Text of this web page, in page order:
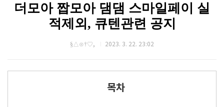
더모아 짭모아 댐댐 스마일페이 실
적제외, 큐텐관련 공지
§△⊙†♡, 2023. 3. 22. 23:02
목차